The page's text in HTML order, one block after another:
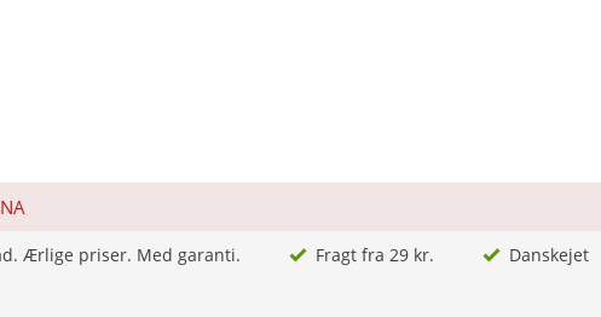
Ærlige priser. Med garanti. Fragt fra 29 kr. Danskejet